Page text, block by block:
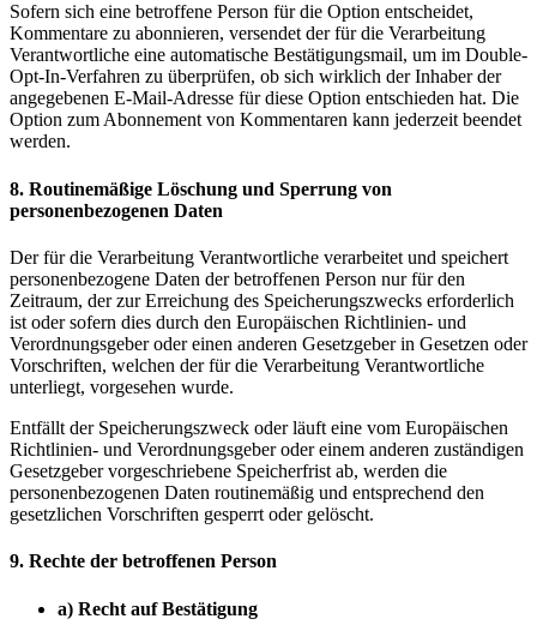
Sofern sich eine betroffene Person für die Option entscheidet,
Kommentare zu abonnieren, versendet der für die Verarbeitung
Verantwortliche eine automatische Bestätigungsmail, um im Double-
Opt-In-Verfahren zu überprüfen, ob sich wirklich der Inhaber der
angegebenen E-Mail-Adresse für diese Option entschieden hat. Die
Option zum Abonnement von Kommentaren kann jederzeit beendet
werden.
8. Routinemäßige Löschung und Sperrung von
personenbezogenen Daten
Der für die Verarbeitung Verantwortliche verarbeitet und speichert
personenbezogene Daten der betroffenen Person nur für den
Zeitraum, der zur Erreichung des Speicherungszwecks erforderlich
ist oder sofern dies durch den Europäischen Richtlinien- und
Verordnungsgeber oder einen anderen Gesetzgeber in Gesetzen oder
Vorschriften, welchen der für die Verarbeitung Verantwortliche
unterliegt, vorgesehen wurde.
Entfällt der Speicherungszweck oder läuft eine vom Europäischen
Richtlinien- und Verordnungsgeber oder einem anderen zuständigen
Gesetzgeber vorgeschriebene Speicherfrist ab, werden die
personenbezogenen Daten routinemäßig und entsprechend den
gesetzlichen Vorschriften gesperrt oder gelöscht.
9. Rechte der betroffenen Person
a) Recht auf Bestätigung